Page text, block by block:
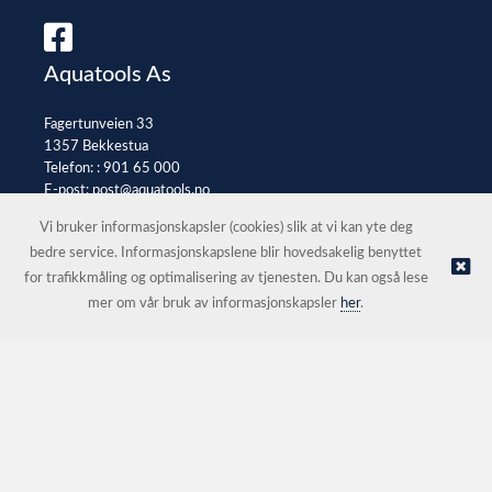
Aquatools As
Fagertunveien 33
1357 Bekkestua
Telefon: : 901 65 000
E-post:post@aquatools.no
© Aquatools As |Nettbutikk levert av Kréatif
Vi bruker informasjonskapsler (cookies) slik at vi kan yte deg
bedre service. Informasjonskapslene blir hovedsakelig benyttet
for trafikkmåling og optimalisering av tjenesten. Du kan også lese
mer om vår bruk av informasjonskapsler her.